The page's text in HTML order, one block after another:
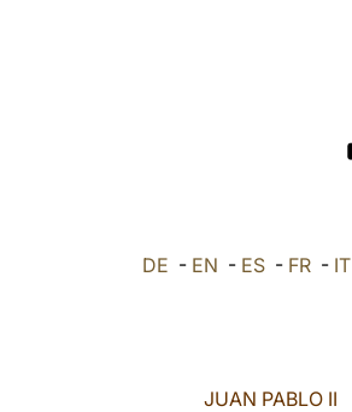
DE - EN - ES - FR - IT
JUAN PABLO II